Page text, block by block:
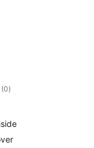
(0total
ratings
)